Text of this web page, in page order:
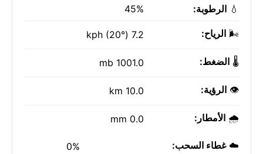
💧 الرطوبة: 45%
🌬️ الرياح: 7.2 kph (20°)
🌡️ الضغط: 1001.0 mb
👁️ الرؤية: 10.0 km
🌧️ الأمطار: 0.0 mm
☁️غطاء السحب: 0%